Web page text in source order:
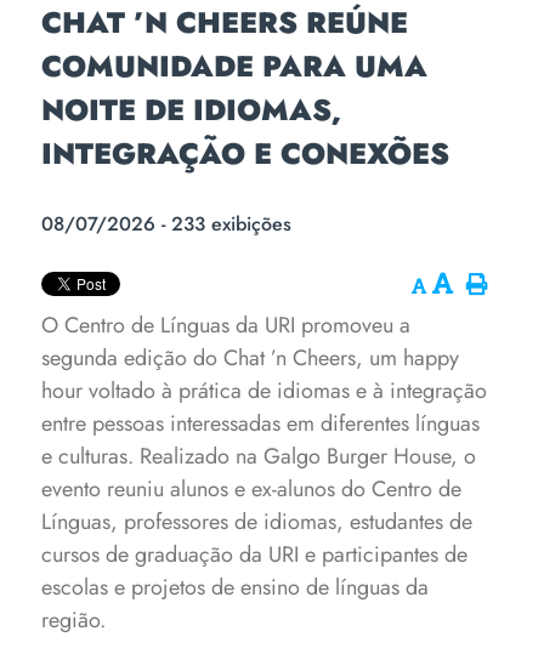
CHAT ’N CHEERS REÚNE
COMUNIDADE PARA UMA
NOITE DE IDIOMAS,
INTEGRAÇÃO E CONEXÕES
08/07/2026 - 233 exibições
O Centro de Línguas da URI promoveu a
segunda edição do Chat ’n Cheers, um happy
hour voltado à prática de idiomas e à integração
entre pessoas interessadas em diferentes línguas
e culturas. Realizado na Galgo Burger House, o
evento reuniu alunos e ex-alunos do Centro de
Línguas, professores de idiomas, estudantes de
cursos de graduação da URI e participantes de
escolas e projetos de ensino de línguas da
região.